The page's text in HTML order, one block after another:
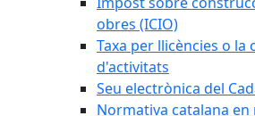
obres (ICIO)
Taxa per llicències o la
d'activitats
Seu electrònica del
Normativa catalana